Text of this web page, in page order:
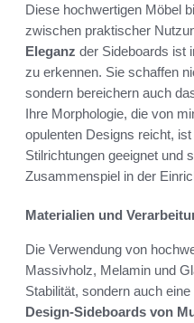
Diese hochwertigen Möbel
zwischen praktischer
Eleganz der Sideboards ist
zu erkennen. Sie schaffen
sondern bereichern auch
Ihre Morphologie, die von
opulenten Designs reicht,
Stilrichtungen geeignet und
Zusammenspiel in der
Materialien und
Die Verwendung von
Massivholz, Melamin und
Stabilität, sondern auch
Design-Sideboards von